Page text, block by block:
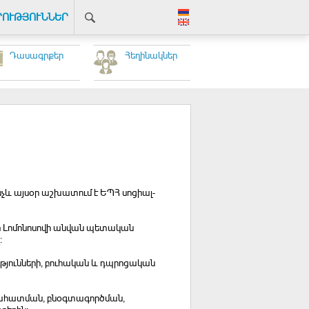
Հեղինակներ
Դասագրքեր
այսօր աշխատում է ԵՊՀ սոցիալ-
Լոմոնոսովի անվան պետական
բուհական և դպրոցական
բնօգտագործման,